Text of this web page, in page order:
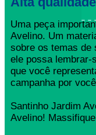
Uma peça
Avelino. Um
sobre os temas de
ele possa lembrar-
que você
campanha por
Santinho Jardim
Avelino!